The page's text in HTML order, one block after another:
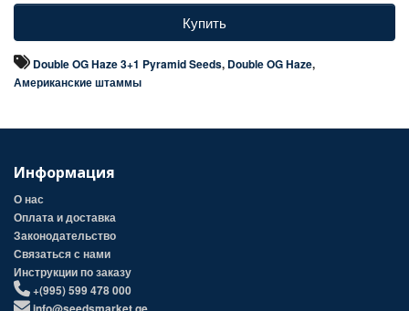
Купить
Double OG Haze 3+1 Pyramid Seeds, Double OG Haze,
Американские штаммы
Информация
О нас
Оплата и доставка
Законодательство
Связаться с нами
Инструкции по заказу
+(995) 599 478 000